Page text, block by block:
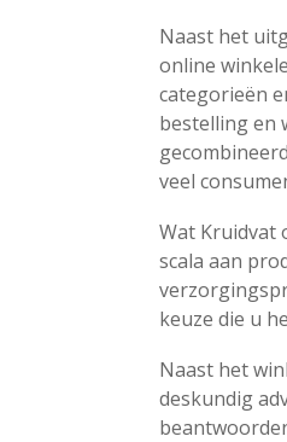
Naast het
online
categorieën
bestelling en
veel
Wat Kruidvat
scala aan
keuze die u
Naast het
deskundig